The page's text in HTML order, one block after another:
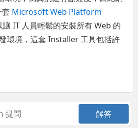
Microsoft Web Platform
讓 IT 人員輕鬆的安裝所有 Web 的
環境，這套 Installer 工具包括許